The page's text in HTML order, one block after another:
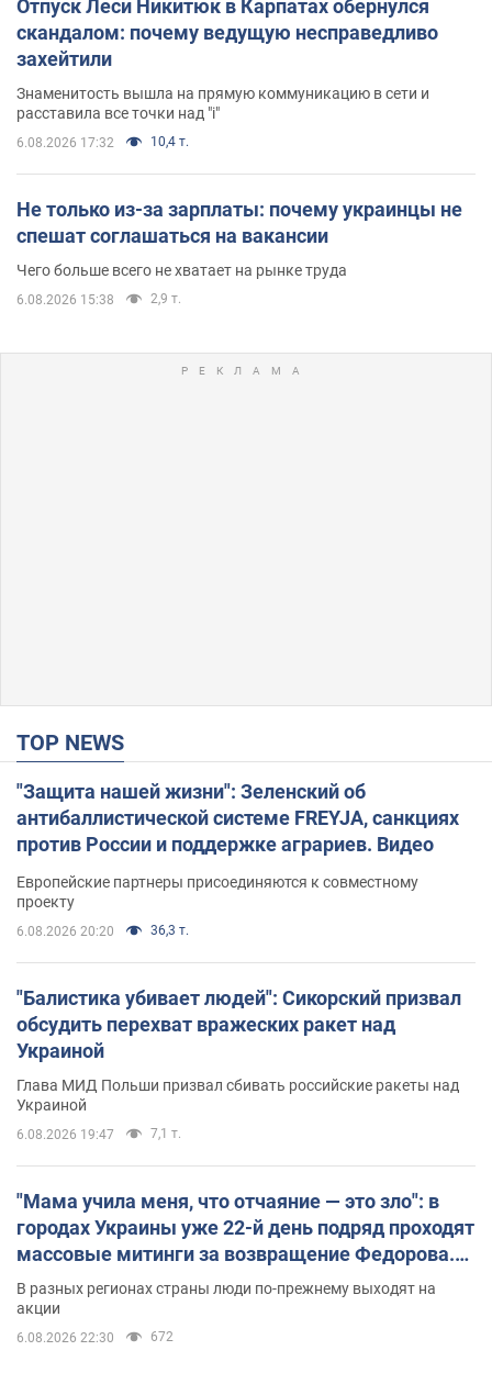
Отпуск Леси Никитюк в Карпатах обернулся
скандалом: почему ведущую несправедливо
захейтили
Знаменитость вышла на прямую коммуникацию в сети и
расставила все точки над "i"
6.08.2026 17:32 10,4 т.
Не только из-за зарплаты: почему украинцы не
спешат соглашаться на вакансии
Чего больше всего не хватает на рынке труда
6.08.2026 15:38 2,9 т.
TOP NEWS
"Защита нашей жизни": Зеленский об
антибаллистической системе FREYJA, санкциях
против России и поддержке аграриев. Видео
Европейские партнеры присоединяются к совместному
проекту
6.08.2026 20:20 36,3 т.
"Балистика убивает людей": Сикорский призвал
обсудить перехват вражеских ракет над
Украиной
Глава МИД Польши призвал сбивать российские ракеты над
Украиной
6.08.2026 19:47 7,1 т.
"Мама учила меня, что отчаяние — это зло": в
городах Украины уже 22-й день подряд проходят
массовые митинги за возвращение Федорова.
Фото и видео
В разных регионах страны люди по-прежнему выходят на
акции
6.08.2026 22:30 672